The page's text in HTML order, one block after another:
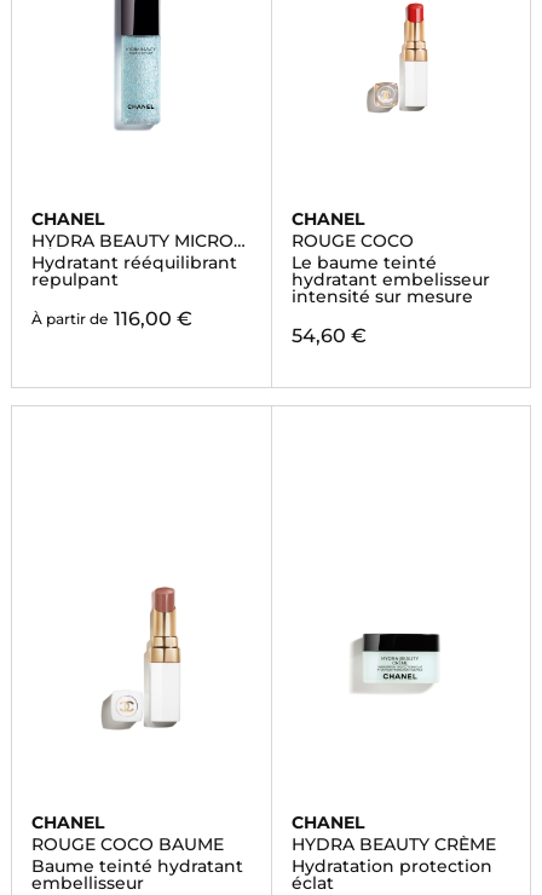
CHANEL
HYDRA BEAUTY MICRO
SÉRUM
Hydratant rééquilibrant
repulpant
À partir de 116,00 €
CHANEL
ROUGE COCO
Le baume teinté
hydratant embelisseur
intensité sur mesure
54,60 €
CHANEL
ROUGE COCO BAUME
Baume teinté hydratant
embellisseur
CHANEL
HYDRA BEAUTY CRÈME
Hydratation protection
éclat